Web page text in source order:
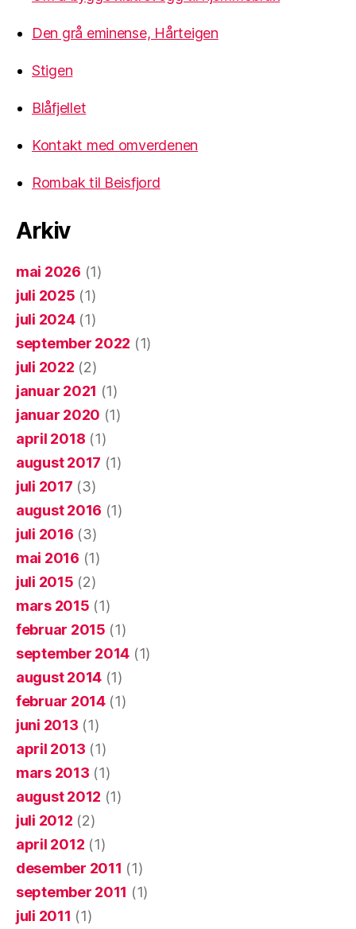
Den grå eminense, Hårteigen
Stigen
Blåfjellet
Kontakt med omverdenen
Rombak til Beisfjord
Arkiv
mai 2026 (1)
juli 2025 (1)
juli 2024(1)
september 2022 (1)
juli 2022 (2)
januar 2021 (1)
januar 2020 (1)
april 2018 (1)
august 2017 (1)
juli 2017 (3)
august 2016 (1)
juli 2016 (3)
mai 2016 (1)
juli 2015 (2)
mars 2015 (1)
februar 2015 (1)
september 2014 (1)
august 2014 (1)
februar 2014(1)
juni 2013 (1)
april 2013 (1)
mars 2013 (1)
august 2012 (1)
juli 2012 (2)
april 2012 (1)
desember 2011 (1)
september 2011 (1)
juli 2011 (1)